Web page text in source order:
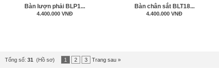
Bàn lượn phải BLP1...
4.400.000 VNĐ
Bàn chân sắt BLT18...
4.400.000 VNĐ
Tổng số: 31 (Hồ sơ) 1 2 3 Trang sau »